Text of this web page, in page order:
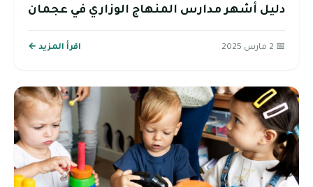
دليل أشهر مدارس المنهاج الوزاري في عجمان
📅 2 مارس 2025 اقرأ المزيد ←